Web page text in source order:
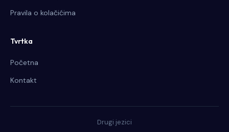
Pravila o kolačićima
Tvrtka
Početna
Kontakt
Drugi jezici